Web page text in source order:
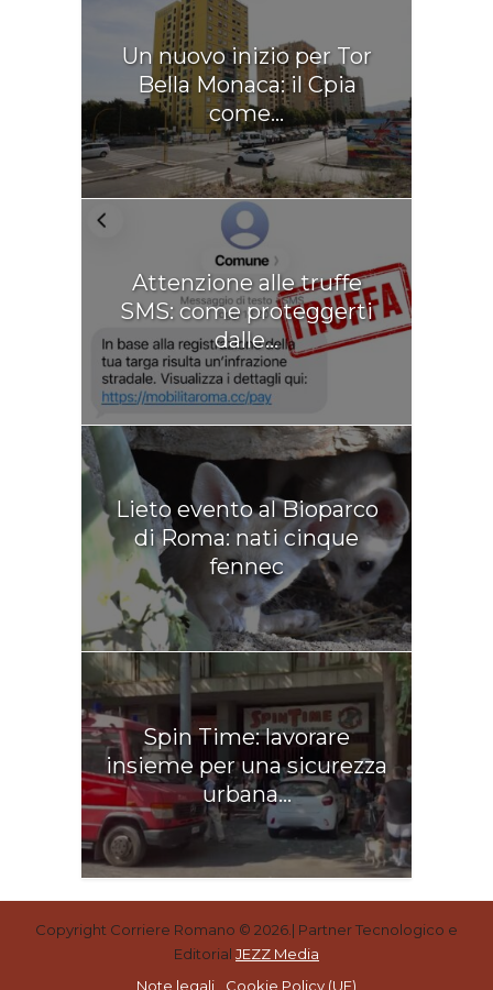
Un nuovo inizio per Tor
Bella Monaca: il Cpia
come...
Attenzione alle truffe
SMS: come proteggerti
dalle...
Lieto evento al Bioparco
di Roma: nati cinque
fennec
Spin Time: lavorare
insieme per una sicurezza
urbana...
Copyright Corriere Romano © 2026.| Partner Tecnologico e
Editorial JEZZ Media
Note legali
Cookie Policy (UE)